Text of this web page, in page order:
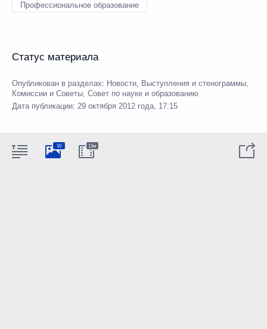
Профессиональное образование
Статус материала
Опубликован в разделах: Новости, Выступления и стенограммы,
Комиссии и Советы, Совет по науке и образованию
Дата публикации: 29 октября 2012 года, 17:15
10 13м